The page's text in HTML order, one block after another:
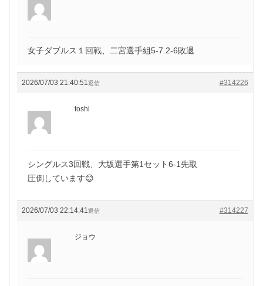
女子ダブルス１回戦、二宮選手組5-7.2-6敗退
2026/07/03 21:40:51 #314226
返信
toshi
シングルス3回戦、大坂選手第1セット6-1先取
圧倒しています😊
2026/07/03 22:14:41 #314227
返信
ジョウ